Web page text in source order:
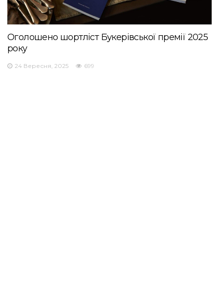
Оголошено шортліст Букерівської премії 2025
року
24 Вересня, 2025 699